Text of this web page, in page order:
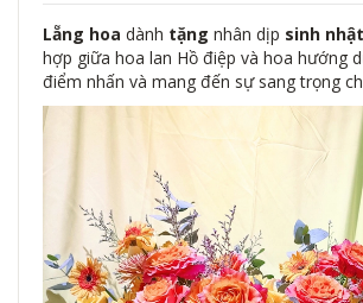
Lẵng hoa dành tặng nhân dịp sinh nhật
hợp giữa hoa lan Hồ điệp và hoa hướng
điểm nhấn và mang đến sự sang trọng